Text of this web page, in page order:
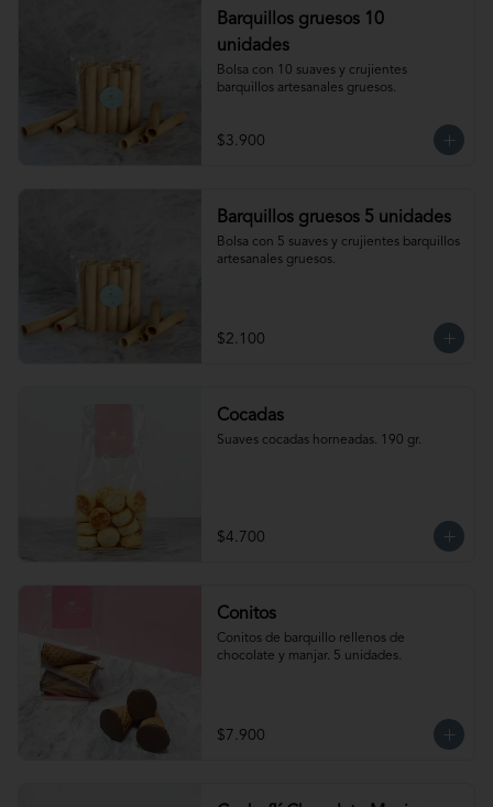
Barquillos gruesos 10
unidades
Bolsa con 10 suaves y crujientes
barquillos artesanales gruesos.
$3.900
Barquillos gruesos 5 unidades
Bolsa con 5 suaves y crujientes barquillos
artesanales gruesos.
$2.100
Cocadas
Suaves cocadas horneadas. 190 gr.
$4.700
Conitos
Conitos de barquillo rellenos de
chocolate y manjar. 5 unidades.
$7.900